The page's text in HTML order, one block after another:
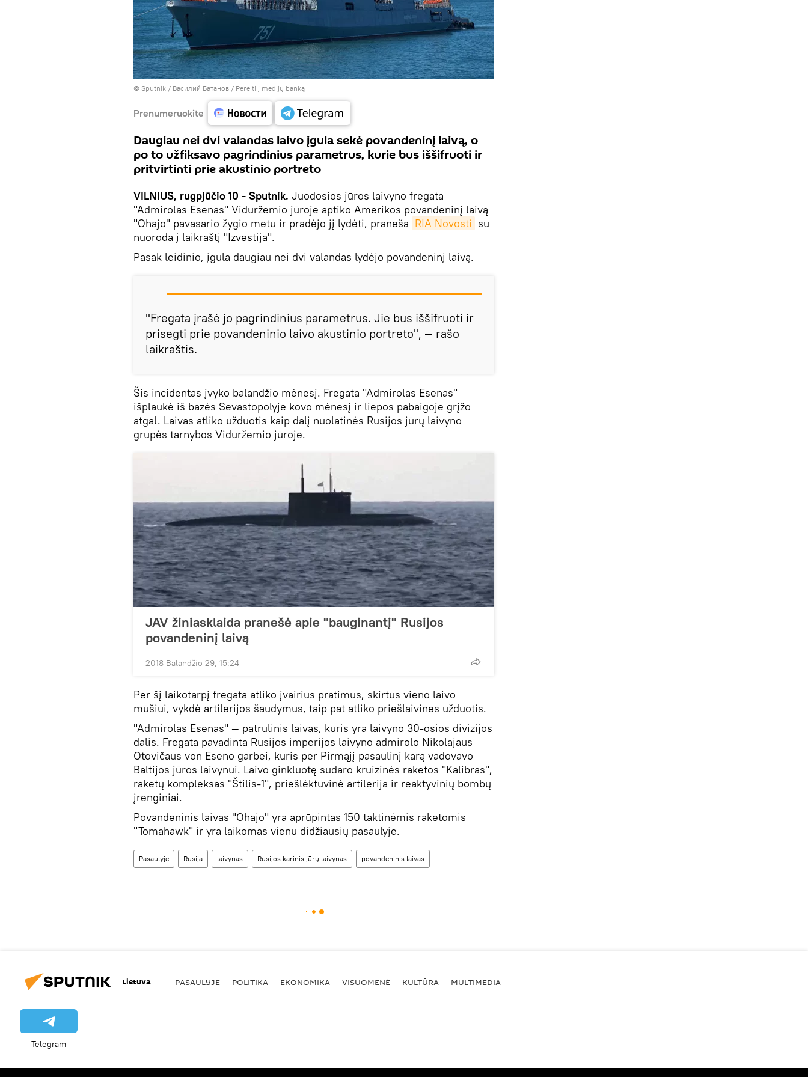
© Sputnik / Василий Батанов / Pereiti į medijų banką
Prenumeruokite
Daugiau nei dvi valandas laivo įgula sekė povandeninį laivą, o
po to užfiksavo pagrindinius parametrus, kurie bus iššifruoti ir
pritvirtinti prie akustinio portreto
VILNIUS, rugpjūčio 10 - Sputnik. Juodosios jūros laivyno fregata
"Admirolas Esenas" Viduržemio jūroje aptiko Amerikos povandeninį laivą
"Ohajo" pavasario žygio metu ir pradėjo jį lydėti, praneša RIA Novosti su
nuoroda į laikraštį "Izvestija".
Pasak leidinio, įgula daugiau nei dvi valandas lydėjo povandeninį laivą.
"Fregata įrašė jo pagrindinius parametrus. Jie bus iššifruoti ir
prisegti prie povandeninio laivo akustinio portreto", — rašo
laikraštis.
Šis incidentas įvyko balandžio mėnesį. Fregata "Admirolas Esenas"
išplaukė iš bazės Sevastopolyje kovo mėnesį ir liepos pabaigoje grįžo
atgal. Laivas atliko užduotis kaip dalį nuolatinės Rusijos jūrų laivyno
grupės tarnybos Viduržemio jūroje.
JAV žiniasklaida pranešė apie "bauginantį" Rusijos
povandeninį laivą
2018 Balandžio 29, 15:24
Per šį laikotarpį fregata atliko įvairius pratimus, skirtus vieno laivo
mūšiui, vykdė artilerijos šaudymus, taip pat atliko priešlaivines užduotis.
"Admirolas Esenas" — patrulinis laivas, kuris yra laivyno 30-osios divizijos
dalis. Fregata pavadinta Rusijos imperijos laivyno admirolo Nikolajaus
Otovičaus von Eseno garbei, kuris per Pirmąjį pasaulinį karą vadovavo
Baltijos jūros laivynui. Laivo ginkluotę sudaro kruizinės raketos "Kalibras",
raketų kompleksas "Štilis-1", priešlėktuvinė artilerija ir reaktyvinių bombų
įrenginiai.
Povandeninis laivas "Ohajo" yra aprūpintas 150 taktinėmis raketomis
"Tomahawk" ir yra laikomas vienu didžiausių pasaulyje.
Pasaulyje Rusija laivynas Rusijos karinis jūrų laivynas povandeninis laivas
Lietuva PASAULYJE POLITIKA EKONOMIKA VISUOMENĖ KULTŪRA MULTIMEDIA
Telegram